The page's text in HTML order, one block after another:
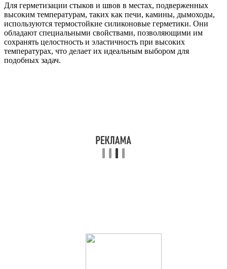
Для герметизации стыков и швов в местах, подверженных
высоким температурам, таких как печи, камины, дымоходы,
используются термостойкие силиконовые герметики. Они
обладают специальными свойствами, позволяющими им
сохранять целостность и эластичность при высоких
температурах, что делает их идеальным выбором для
подобных задач.